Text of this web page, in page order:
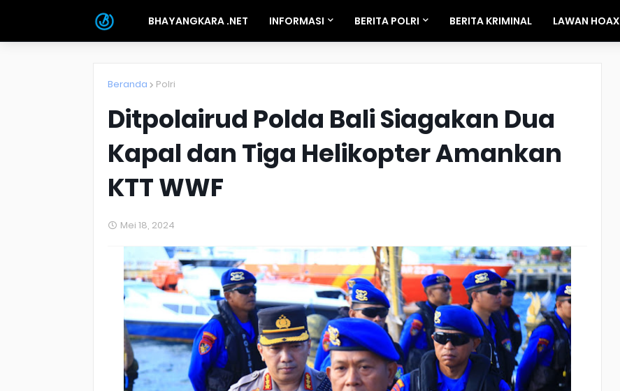
BHAYANGKARA .NET INFORMASI BERITA POLRI BERITA KRIMINAL LAWAN HOAX
Beranda Polri
Ditpolairud Polda Bali Siagakan Dua
Kapal dan Tiga Helikopter Amankan
KTT WWF
Mei 18, 2024